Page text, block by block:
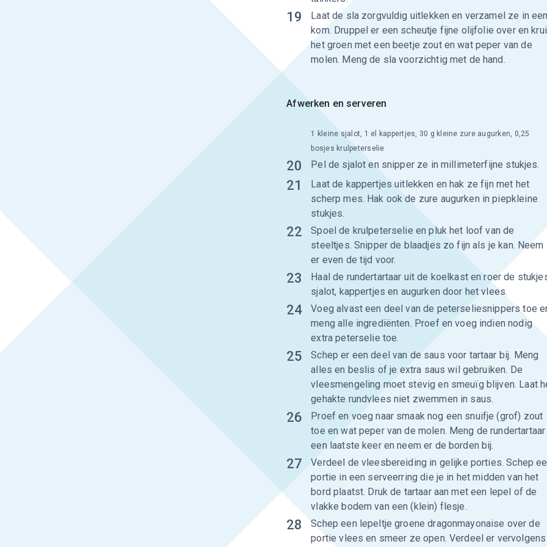
19
Laat de sla zorgvuldig uitlekken en verzamel ze in
kom. Druppel er een scheutje fijne olijfolie over en
het groen met een beetje zout en wat peper van de
molen. Meng de sla voorzichtig met de hand.
Afwerken en serveren
20 Pel de sjalot en snipper ze in millimeterfijne stukjes.
1 kleine sjalot, 1 el kappertjes, 30 g kleine zure augurken, 0,25
bosjes krulpeterselie
21
Laat de kappertjes uitlekken en hak ze fijn met het
scherp mes. Hak ook de zure augurken in piepkleine
stukjes.
22
Spoel de krulpeterselie en pluk het loof van de
steeltjes. Snipper de blaadjes zo fijn als je kan. Neem
er even de tijd voor.
23
Haal de rundertartaar uit de koelkast en roer de
sjalot, kappertjes en augurken door het vlees.
24
Voeg alvast een deel van de peterseliesnippers toe
meng alle ingrediënten. Proef en voeg indien nodig
extra peterselie toe.
25
Schep er een deel van de saus voor tartaar bij. Meng
alles en beslis of je extra saus wil gebruiken. De
vleesmengeling moet stevig en smeuïg blijven. Laat
gehakte rundvlees niet zwemmen in saus.
26
Proef en voeg naar smaak nog een snuifje (grof) zout
toe en wat peper van de molen. Meng de rundertartaar
een laatste keer en neem er de borden bij.
27
Verdeel de vleesbereiding in gelijke porties. Schep
portie in een serveerring die je in het midden van het
bord plaatst. Druk de tartaar aan met een lepel of de
vlakke bodem van een (klein) flesje.
28
Schep een lepeltje groene dragonmayonaise over de
portie vlees en smeer ze open. Verdeel er vervolgens